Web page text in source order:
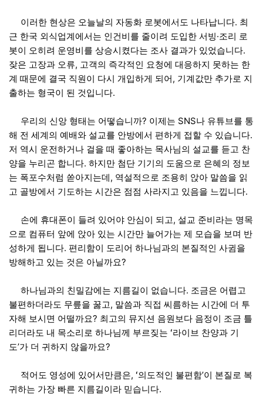
이러한 현상은 오늘날의 자동화 로봇에서도 나타납니다. 최
근 한국 외식업계에서는 인건비를 줄이려 도입한 서빙·조리 로
봇이 오히려 운영비를 상승시켰다는 조사 결과가 있었습니다.
잦은 고장과 오류, 고객의 즉각적인 요청에 대응하지 못하는 한
계 때문에 결국 직원이 다시 개입하게 되어, 기계값만 추가로 지
출하는 형국이 된 것입니다.
우리의 신앙 형태는 어떻습니까? 이제는 SNS나 유튜브를 통
해 전 세계의 예배와 설교를 안방에서 편하게 접할 수 있습니다.
저 역시 운전하거나 걸을 때 좋아하는 목사님의 설교를 듣고 찬
양을 누리곤 합니다. 하지만 첨단 기기의 도움으로 은혜의 정보
는 폭포수처럼 쏟아지는데, 역설적으로 조용히 앉아 말씀을 읽
고 골방에서 기도하는 시간은 점점 사라지고 있음을 느낍니다.
손에 휴대폰이 들려 있어야 안심이 되고, 설교 준비라는 명목
으로 컴퓨터 앞에 앉아 있는 시간만 늘어가는 제 모습을 보며 반
성하게 됩니다. 편리함이 도리어 하나님과의 본질적인 사귐을
방해하고 있는 것은 아닐까요?
하나님과의 친밀감에는 지름길이 없습니다. 조금은 어렵고
불편하더라도 무릎을 꿇고, 말씀과 직접 씨름하는 시간에 더 투
자해 보시면 어떨까요? 최고의 뮤지션 음원보다 음정이 조금 틀
리더라도 내 목소리로 하나님께 부르짖는 ʻ라이브 찬양과 기
도’가 더 귀하지 않을까요?
적어도 영성에 있어서만큼은, ʻ의도적인 불편함’이 본질로 복
귀하는 가장 빠른 지름길이라 믿습니다.